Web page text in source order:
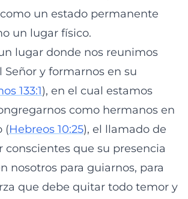
un estado permanente
un lugar físico.
lugar donde nos reunimos
Señor y formarnos en su
133:1), en el cual estamos
como hermanos en
(Hebreos 10:25), el llamado de
conscientes que su presencia
nosotros para guiarnos, para
que debe quitar todo temor y